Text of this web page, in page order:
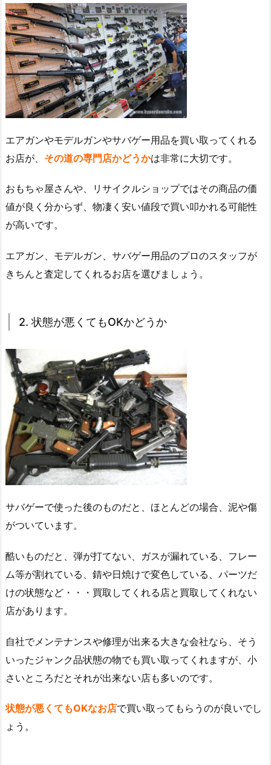
エアガンやモデルガンやサバゲー用品を買い取ってくれる
お店が、 その道の専門店かどうかは非常に大切です。
おもちゃ屋さんや、リサイクルショップではその商品の価
値が良く分からず、物凄く安い値段で買い叩かれる可能性
が高いです。
エアガン、モデルガン、サバゲー用品のプロのスタッフが
きちんと査定してくれるお店を選びましょう。
2. 状態が悪くてもOKかどうか
サバゲーで使った後のものだと、ほとんどの場合、泥や傷
がついています。
酷いものだと、弾が打てない、ガスが漏れている、フレー
ム等が割れている、錆や日焼けで変色している、パーツだ
けの状態など・・・買取してくれる店と買取してくれない
店があります。
自社でメンテナンスや修理が出来る大きな会社なら、そう
いったジャンク品状態の物でも買い取ってくれますが、小
さいところだとそれが出来ない店も多いのです。
状態が悪くてもOKなお店で買い取ってもらうのが良いでし
ょう。